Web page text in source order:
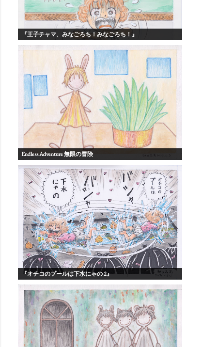
『王子チャマ、みなごろち！みなごろち！』
Endless Adventure 無限の冒険
『オチコのプールは下水にゃの 2』